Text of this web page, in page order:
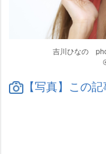
吉川ひなの
【写真】この